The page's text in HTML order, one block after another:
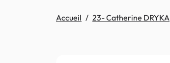
Accueil 23- Catherine DRYKA